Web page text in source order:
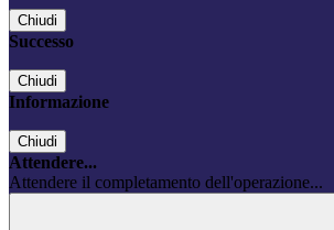
Chiudi
Successo
Chiudi
Informazione
Chiudi
Attendere...
Attendere il completamento dell'operazione...